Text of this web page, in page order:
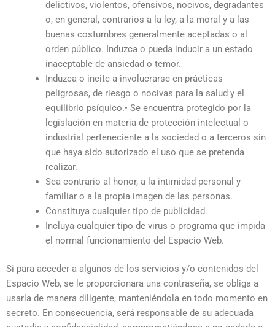
delictivos, violentos, ofensivos, nocivos, degradantes
o, en general, contrarios a la ley, a la moral y a las
buenas costumbres generalmente aceptadas o al
orden público. Induzca o pueda inducir a un estado
inaceptable de ansiedad o temor.
Induzca o incite a involucrarse en prácticas
peligrosas, de riesgo o nocivas para la salud y el
equilibrio psíquico.• Se encuentra protegido por la
legislación en materia de protección intelectual o
industrial perteneciente a la sociedad o a terceros sin
que haya sido autorizado el uso que se pretenda
realizar.
Sea contrario al honor, a la intimidad personal y
familiar o a la propia imagen de las personas.
Constituya cualquier tipo de publicidad.
Incluya cualquier tipo de virus o programa que impida
el normal funcionamiento del Espacio Web.
Si para acceder a algunos de los servicios y/o contenidos del
Espacio Web, se le proporcionara una contraseña, se obliga a
usarla de manera diligente, manteniéndola en todo momento en
secreto. En consecuencia, será responsable de su adecuada